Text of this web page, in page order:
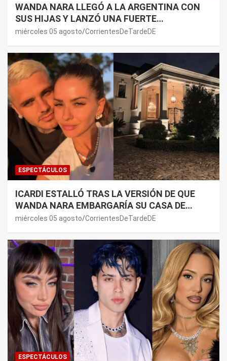
WANDA NARA LLEGÓ A LA ARGENTINA CON
SUS HIJAS Y LANZÓ UNA FUERTE
PREMONICIÓN SOBRE MAURO ICARDI
miércoles 05 agosto CorrientesDeTardeDE
ESPECTÁCULOS
ICARDI ESTALLÓ TRAS LA VERSIÓN DE QUE
WANDA NARA EMBARGARÍA SU CASA DE
NORDELTA: “NECESITAN RASCAR DE ALGÚN
miércoles 05 agosto CorrientesDeTardeDE
ESPECTÁCULOS